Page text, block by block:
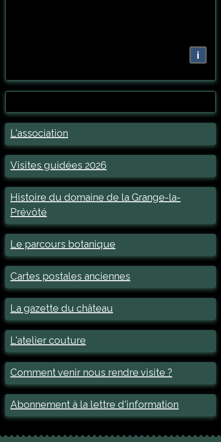
i
L'association
Visites guidées 2026
Histoire du domaine de la Grange-la-
Prévôté
Le parcours botanique
Cartes postales anciennes
La gazette du château
L'atelier couture
Comment venir nous rendre visite ?
Abonnement à la lettre d'information